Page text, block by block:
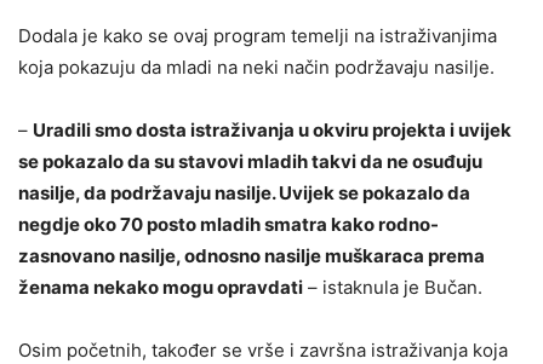
Dodala je kako se ovaj program temelji na istraživanjima
koja pokazuju da mladi na neki način podržavaju nasilje.
– Uradili smo dosta istraživanja u okviru projekta i uvijek
se pokazalo da su stavovi mladih takvi da ne osuđuju
nasilje, da podržavaju nasilje. Uvijek se pokazalo da
negdje oko 70 posto mladih smatra kako rodno-
zasnovano nasilje, odnosno nasilje muškaraca prema
ženama nekako mogu opravdati – istaknula je Bučan.
Osim početnih, također se vrše i završna istraživanja koja